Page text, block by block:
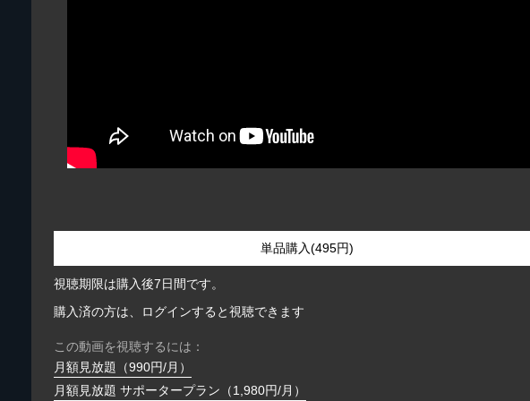
単品購入(495円)
視聴期限は購入後7日間です。
購入済の方は、ログインすると視聴できます
この動画を視聴するには：
月額見放題（990円/月）
月額見放題 サポータープラン（1,980円/月）